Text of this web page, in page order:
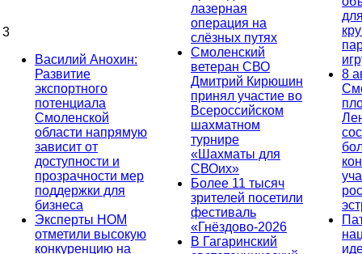
3
Василий Анохин:
Развитие
экспортного
потенциала
Смоленской
области напрямую
зависит от
доступности и
прозрачности мер
поддержки для
бизнеса
Эксперты НОМ
отметили высокую
конкуренцию на
лазерная
операция на
слёзных путях
Смоленский
ветеран СВО
Дмитрий Кирюшин
принял участие во
Всероссийском
шахматном
турнире
«Шахматы для
СВОих»
Более 11 тысяч
зрителей посетили
фестиваль
«Гнёздово-2026
В Гагаринский
8